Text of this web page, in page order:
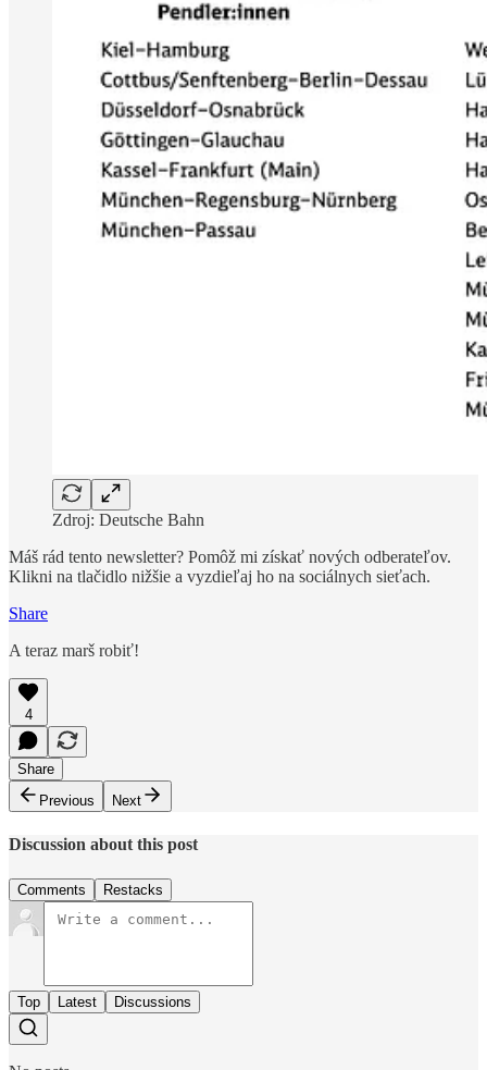
Zdroj: Deutsche Bahn
Máš rád tento newsletter? Pomôž mi získať nových odberateľov.
Klikni na tlačidlo nižšie a vyzdieľaj ho na sociálnych sieťach.
Share
A teraz marš robiť!
4
Share
Previous
Next
Discussion about this post
Comments Restacks
Top Latest Discussions